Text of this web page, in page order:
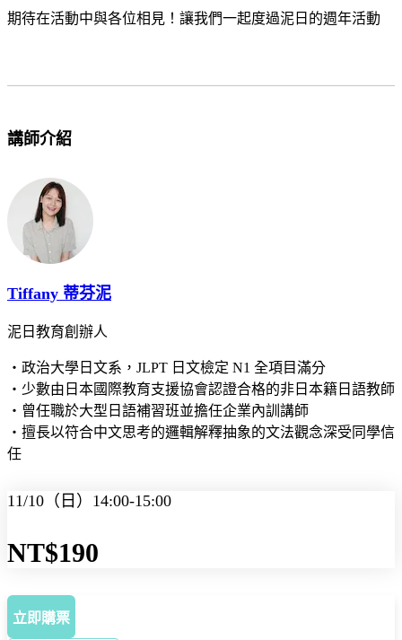
期待在活動中與各位相見！讓我們一起度過泥日的週年活動
講師介紹
Tiffany 蒂芬泥
泥日教育創辦人
・政治大學日文系，JLPT 日文檢定 N1 全項目滿分
・少數由日本國際教育支援協會認證合格的非日本籍日語教師
・曾任職於大型日語補習班並擔任企業內訓講師
・擅長以符合中文思考的邏輯解釋抽象的文法觀念深受同學信
任
11/10（日）14:00-15:00
NT$190
立即購票